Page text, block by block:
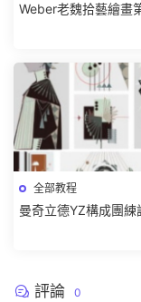
Weber老魏拾藝繪畫
色特訓班【畫質不錯
全部教程
曼奇立德YZ構成團練
8月已結課【畫質高
評論 0